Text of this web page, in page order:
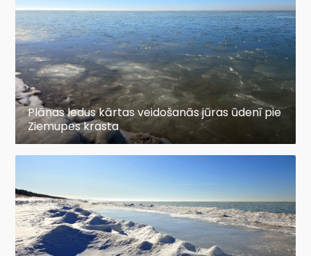
Plānas ledus kārtas veidošanās jūras ūdenī pie
Ziemupes krasta